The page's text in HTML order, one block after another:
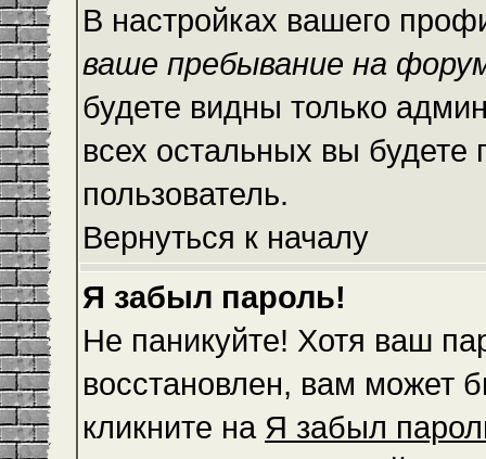
В настройках вашего
ваше пребывание на
будете видны только
всех остальных вы будете
пользователь.
Вернуться к началу
Я забыл пароль!
Не паникуйте! Хотя ваш
восстановлен, вам может
кликните на Я забыл